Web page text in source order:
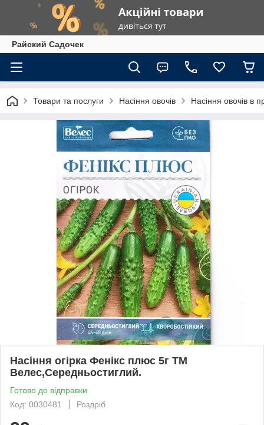
Райский Садочек
Товари та послуги Насіння овочів Насіння овочів в
Насіння огірка Фенікс плюс 5г ТМ
Велес,Середньостиглий.
Готово до відправки
Код: 0030481
Роздріб